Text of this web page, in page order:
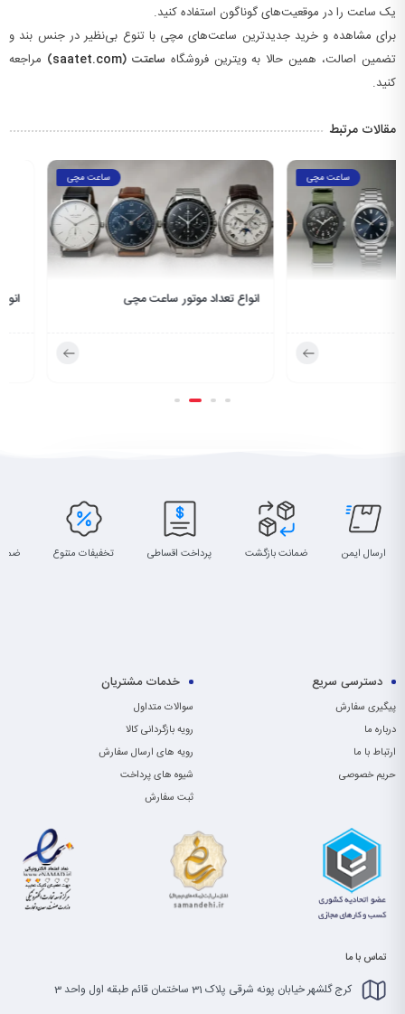
یک ساعت را در موقعیت‌های گوناگون استفاده کنید.
برای مشاهده و خرید جدیدترین ساعت‌های مچی با تنوع بی‌نظیر در جنس بند و
تضمین اصالت، همین حالا به ویترین فروشگاه ساعتت (saatet.com
) مراجعه
کنید.
مقالات مرتبط
انواع تعداد موتور ساعت مچی انواع طرح صفحه ساعت مچی
ارسال ایمن ضمانت بازگشت پرداخت اقساطی تخفیفات متنوع
دسترسی سریع
پیگیری سفارش
درباره ما
ارتباط با ما
حریم خصوصی
خدمات مشتریان
سوالات متداول
رویه بازگردانی کالا
رویه های ارسال سفارش
شیوه های پرداخت
ثبت سفارش
تماس با ما
کرج گلشهر خیابان پونه شرقی پلاک 31 ساختمان قائم طبقه اول واحد 3